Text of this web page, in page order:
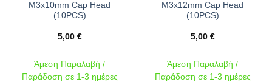
M3x10mm Cap Head
(10PCS)
5,00 €
Άμεση Παραλαβή /
Παράδοση σε 1-3 ημέρες
M3x12mm Cap Head
(10PCS)
5,00 €
Άμεση Παραλαβή /
Παράδοση σε 1-3 ημέρες